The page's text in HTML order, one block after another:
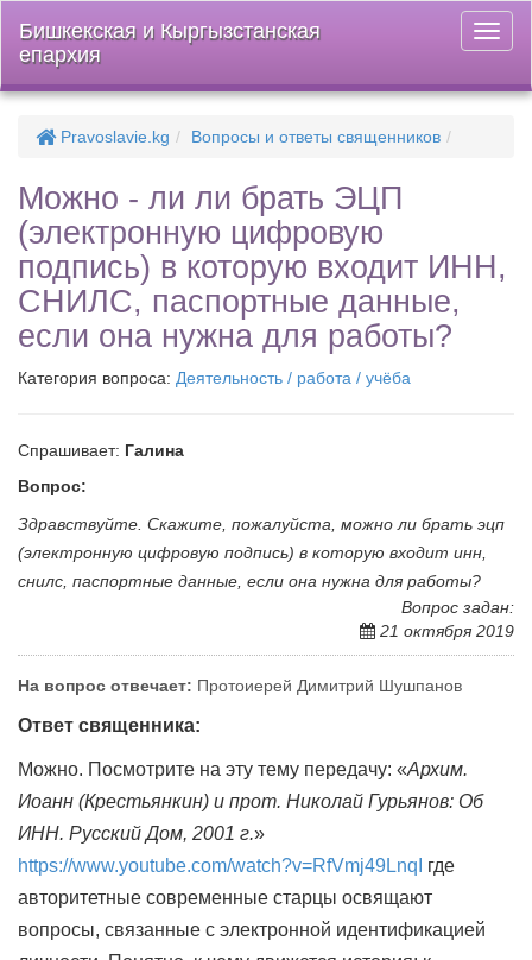
меню
Бишкекская и Кыргызстанская
епархия
Pravoslavie.kg Вопросы и ответы священников
Можно - ли ли брать ЭЦП
(электронную цифровую
подпись) в которую входит ИНН,
СНИЛС, паспортные данные,
если она нужна для работы?
Категория вопроса: Деятельность / работа / учёба
Спрашивает: Галина
Вопрос:
Здравствуйте. Скажите, пожалуйста, можно ли брать эцп
(электронную цифровую подпись) в которую входит инн,
снилс, паспортные данные, если она нужна для работы?
Вопрос задан:
21 октября 2019
На вопрос отвечает: Протоиерей Димитрий Шушпанов
Ответ священника:
Можно. Посмотрите на эту тему передачу: «Архим.
Иоанн (Крестьянкин) и прот. Николай Гурьянов: Об
ИНН. Русский Дом, 2001 г.»
https://www.youtube.com/watch?v=RfVmj49LnqI где
авторитетные современные старцы освящают
вопросы, связанные с электронной идентификацией